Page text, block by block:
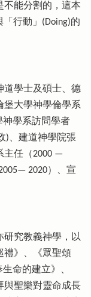
不能分割的，這本
行動」(Doing)的
道學士及碩士、德
堡大學神學倫學系
神學系訪問學者
)、建道神學院張
主任（2000 —
2020）、宣
研究教義神學，以
禮》、《眾聖頌
命的建立》、
與聖樂對靈命成長